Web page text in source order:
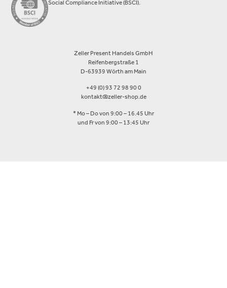
Social Compliance Initiative (BSCI).
Zeller Present Handels GmbH
Reifenbergstraße 1
D-63939 Wörth am Main
+49 (0) 93 72 98 90 0
kontakt@zeller-shop.de
* Mo – Do von 9:00 – 16.45 Uhr
und Fr von 9:00 – 13:45 Uhr